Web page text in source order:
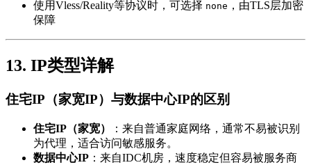
使用Vless/Reality等协议时，可选择 none ，由TLS层加密
保障
13. IP类型详解
住宅IP（家宽IP）与数据中心IP的区别
住宅IP（家宽）
：来自普通家庭网络，通常不易被识别
为代理，适合访问敏感服务。
数据中心IP ：来自IDC机房，速度稳定但容易被服务商